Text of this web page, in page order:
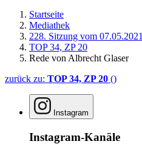
Startseite
Mediathek
228. Sitzung vom 07.05.2021
TOP 34, ZP 20
Rede von Albrecht Glaser
zurück zu: TOP 34, ZP 20 ()
Instagram
Instagram-Kanäle